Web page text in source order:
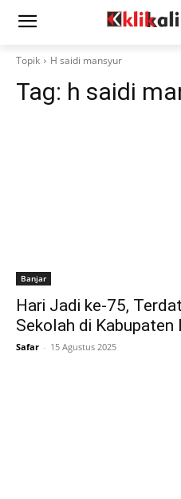
Topik H saidi mansyur
Tag: h saidi
Banjar
Hari Jadi ke-75,
Sekolah di Kabupaten
Safar - 15 Agustus 2025